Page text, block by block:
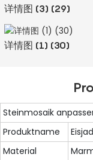
详情图 (3) (29)
详情图 (1) (30)
Steinmosaik
Produktname
Material